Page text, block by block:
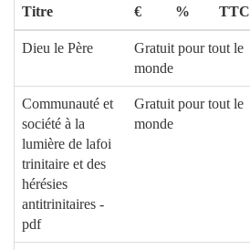
Titre
€
%
TTC
Dieu le Père
Gratuit pour tout le
monde
Communauté et
société à la
lumière de lafoi
trinitaire et des
hérésies
antitrinitaires -
pdf
Gratuit pour tout le
monde